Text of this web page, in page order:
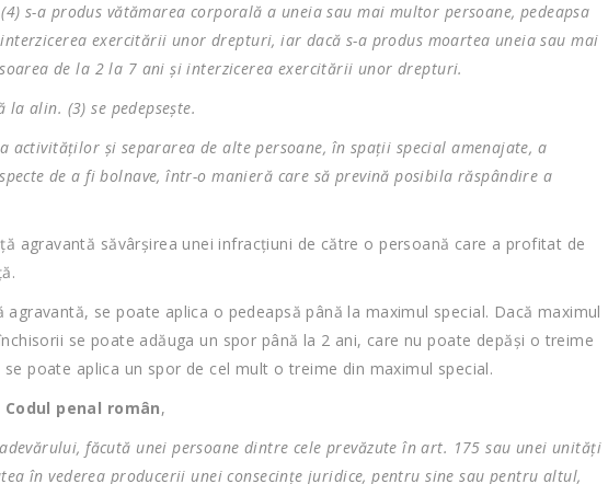
s-a produs vătămarea corporală a uneia sau mai multor persoane, pedeapsa
exercitării unor drepturi, iar dacă s-a produs moartea uneia sau mai
de la 2 la 7 ani şi interzicerea exercitării unor drepturi.
alin. (3) se pedepseşte.
activităţilor şi separarea de alte persoane, în spaţii special amenajate, a
de a fi bolnave, într-o manieră care să prevină posibila răspândire a
agravantă săvârșirea unei infracțiuni de către o persoană care a profitat de
se poate aplica o pedeapsă până la maximul special. Dacă maximul
se poate adăuga un spor până la 2 ani, care nu poate depăşi o treime
poate aplica un spor de cel mult o treime din maximul special.
penal român,
făcută unei persoane dintre cele prevăzute în art. 175 sau unei unităţi
în vederea producerii unei consecinţe juridice, pentru sine sau pentru altul,